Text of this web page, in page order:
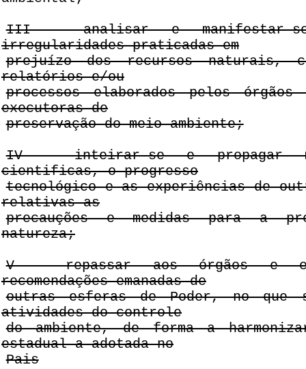
III - analisar e manifestar-
irregularidades praticadas em
prejuízo dos recursos naturais,
relatórios e/ou
processos elaborados pelos órgãos
executoras de
preservação do meio ambiente;
IV - inteirar-se e propagar
cientificas, o progresso
tecnológico e as experiências de
relativas as
precauções e medidas para a
natureza;
V - repassar aos órgãos e
recomendações emanadas de
outras esferas de Poder, no que
atividades do controle
do ambiente, de forma a
estadual a adotada no
Pais